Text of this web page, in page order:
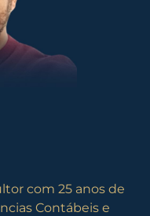
com 25 anos de
Contábeis e